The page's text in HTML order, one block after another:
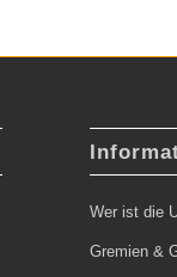
Wer ist die
Gremien &